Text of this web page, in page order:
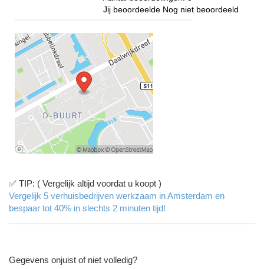
Jij beoordeelde Nog niet beoordeeld
✅ TIP: ( Vergelijk altijd voordat u koopt )
Vergelijk 5 verhuisbedrijven werkzaam in Amsterdam en
bespaar tot 40% in slechts 2 minuten tijd!
Gegevens onjuist of niet volledig?